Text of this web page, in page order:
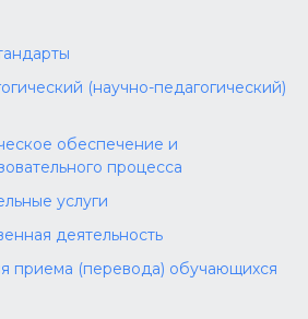
(научно-педагогический)
обеспечение и
процесса
услуги
деятельность
приема (перевода) обучающихся